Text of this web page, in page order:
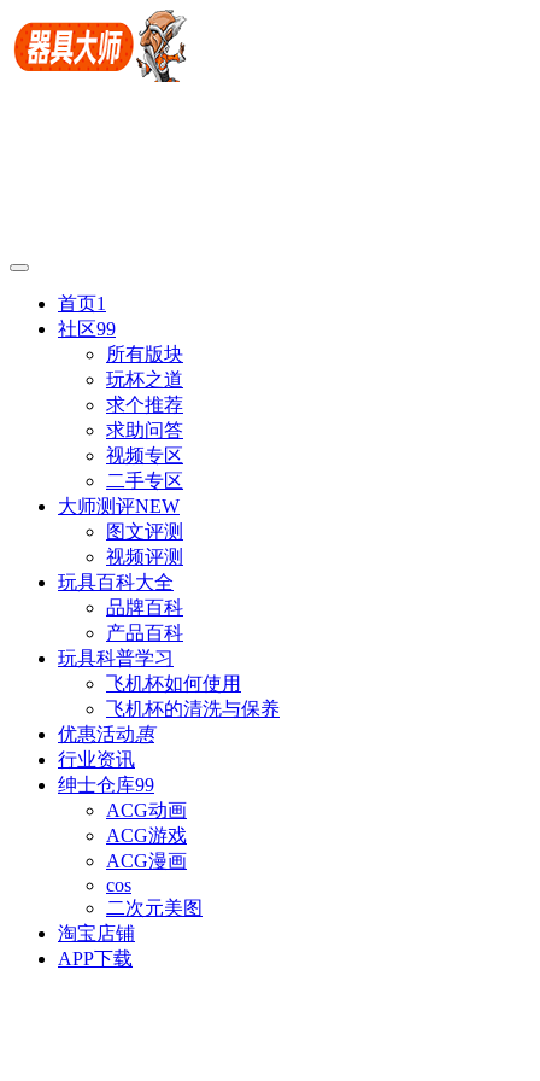
首页1
社区99
所有版块
玩杯之道
求个推荐
求助问答
视频专区
二手专区
大师测评NEW
图文评测
视频评测
玩具百科大全
品牌百科
产品百科
玩具科普学习
飞机杯如何使用
飞机杯的清洗与保养
优惠活动惠
行业资讯
绅士仓库99
ACG动画
ACG游戏
ACG漫画
cos
二次元美图
淘宝店铺
APP下载